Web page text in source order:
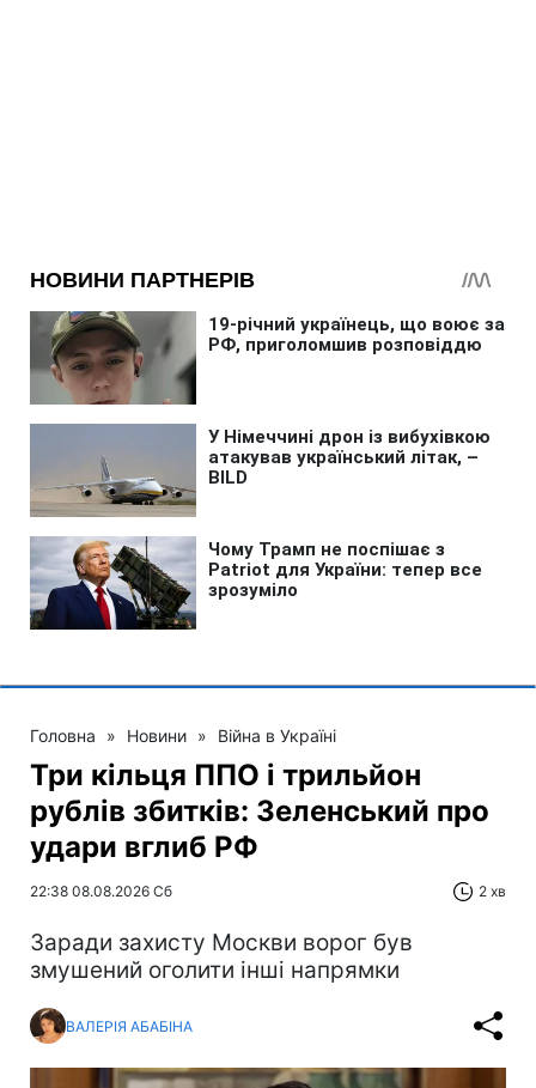
Головна » Новини » Війна в Україні
Три кільця ППО і трильйон
рублів збитків: Зеленський про
удари вглиб РФ
22:38 08.08.2026 Сб 2 хв
Заради захисту Москви ворог був
змушений оголити інші напрямки
ВАЛЕРІЯ АБАБІНА